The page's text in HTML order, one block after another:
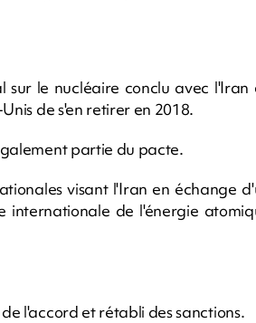
sur le nucléaire conclu avec l'Iran
de s'en retirer en 2018.
partie du pacte.
visant l'Iran en échange
internationale de l'énergie
l'accord et rétabli des sanctions.